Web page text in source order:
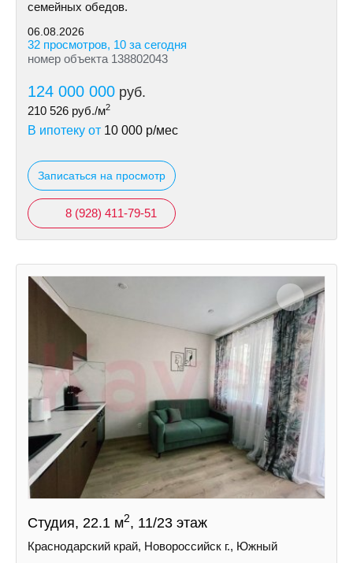
семейных обедов.
06.08.2026
32 просмотров, 10 за сегодня
номер объекта 138802043
124 000 000 руб.
210 526 руб./м2
В ипотеку от 10 000 р/мес
Записаться на просмотр
8 (928) 411-79-51
Студия, 22.1 м2, 11/23 этаж
Краснодарский край, Новороссийск г., Южный